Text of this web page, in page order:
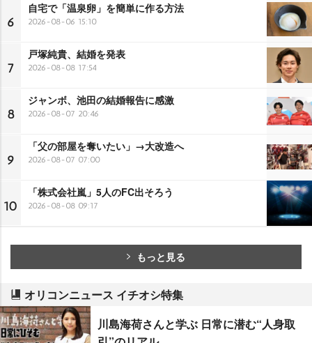
6
自宅で「温泉卵」を簡単に作る方法
2026-08-06 15:10
7
戸塚純貴、結婚を発表
2026-08-08 17:54
8
ジャンボ、池田の結婚報告に感激
2026-08-07 20:46
9
「父の部屋を奪いたい」→大改造へ
2026-08-07 07:00
10
「株式会社嵐」5人のFC出そろう
2026-08-08 09:17
もっと見る
オリコンニュース イチオシ特集
川島海荷さんと学ぶ 日常に潜む“人身取